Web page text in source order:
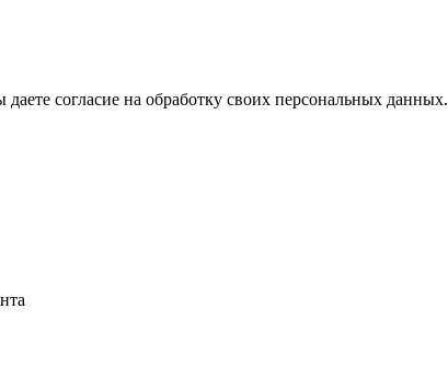
согласие на обработку своих персональных данных.